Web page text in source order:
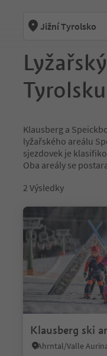
Jižní Tyrolsko
Tyrolsku
Klausberg a
lyžařského areálu
sjezdovek je
Oba areály se
2 Výsledky
Klausberg ski
Ahrntal/Valle